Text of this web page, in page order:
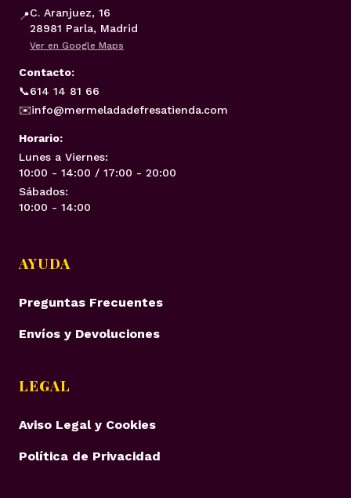
📍C. Aranjuez, 16
28981 Parla, Madrid
Ver en Google Maps
Contacto:
📞614 14 81 66
✉️info@mermeladadefresatienda.com
Horario:
Lunes a Viernes:
10:00 - 14:00 / 17:00 - 20:00
Sábados:
10:00 - 14:00
AYUDA
Preguntas Frecuentes
Envíos y Devoluciones
LEGAL
Aviso Legal y Cookies
Política de Privacidad